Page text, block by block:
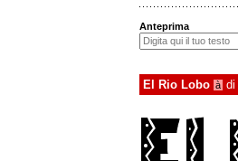
Anteprima
El Rio Lobo à di